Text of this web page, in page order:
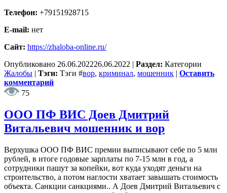
Телефон: +79151928715
E-mail: нет
Сайт: https://zhaloba-online.ru/
Опубликовано 26.06.202226.06.2022 | Раздел: Категории
Жалобы | Тэги: Тэги #вор, криминал, мошенник | Оставить
комментарий
75
ООО ПФ ВИС Доев Дмитрий
Витальевич мошенник и вор
Верхушка ООО ПФ ВИС премии выписывают себе по 5 млн
рублей, в итоге годовые зарплаты по 7-15 млн в год, а
сотрудники пашут за копейки, вот куда уходят деньги на
строительство, а потом наглости хватает завышать стоимость
объекта. Санкции санкциями.. А Доев Дмитрий Витальевич с